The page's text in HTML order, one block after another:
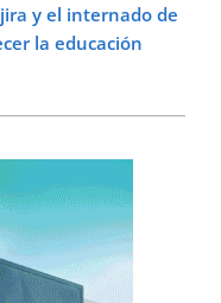
y el internado de
la educación